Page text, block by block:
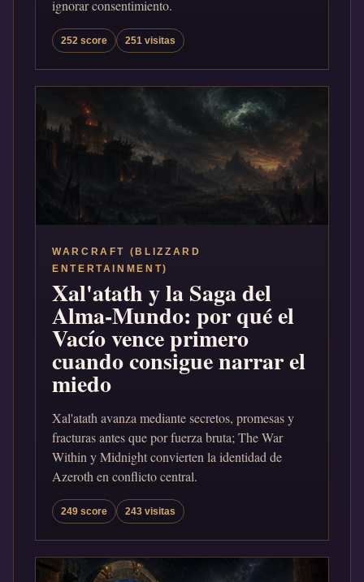
ignorar consentimiento.
252 score 251 visitas
WARCRAFT (BLIZZARD
ENTERTAINMENT)
Xal'atath y la Saga del
Alma-Mundo: por qué el
Vacío vence primero
cuando consigue narrar el
miedo
Xal'atath avanza mediante secretos, promesas y
fracturas antes que por fuerza bruta; The War
Within y Midnight convierten la identidad de
Azeroth en conflicto central.
249 score 243 visitas